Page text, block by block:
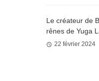
Le créateur de
rênes de Yuga
22 février 2024